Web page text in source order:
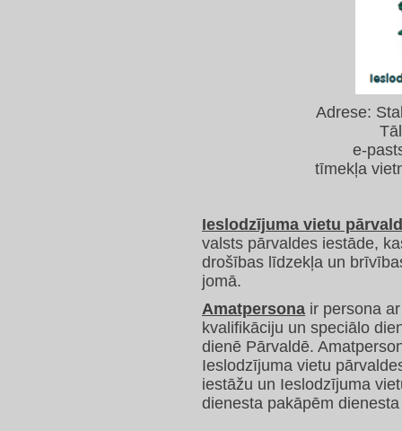
Adrese:
e-
tīmekļa
Ieslodzījuma vietu
valsts pārvaldes iestāde,
drošības līdzekļa un
jomā.
Amatpersona ir persona
kvalifikāciju un speciālo
dienē Pārvaldē.
Ieslodzījuma vietu
iestāžu un Ieslodzījuma
dienesta pakāpēm